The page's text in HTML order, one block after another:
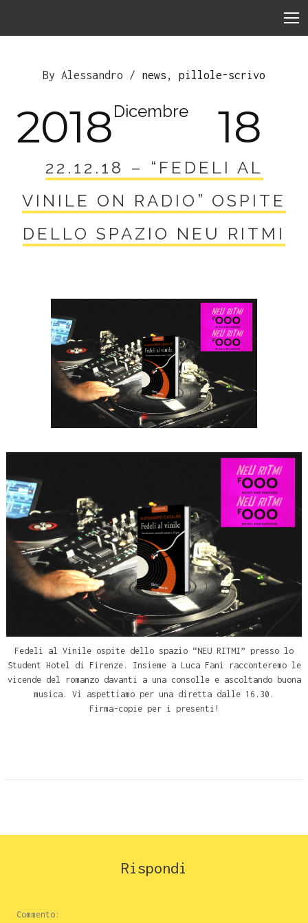
By Alessandro / news , pillole-scrivo
2018Dicembre 18
22.12.18 – “FEDELI AL
VINILE ON RADIO” OSPITE
DELLO SPAZIO NEU RITMI
Fedeli al Vinile ospite dello spazio “NEU RITMI” presso lo
Student Hotel di Firenze. Insieme a Luca Fani racconteremo le
vicende del romanzo davanti a una consolle e ascoltando buona
musica. Vi aspettiamo per una diretta dalle 16.30.
Firma-copie per i presenti!
Rispondi